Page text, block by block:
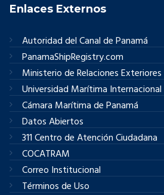
Enlaces Externos
Autoridad del Canal de Panamá
PanamaShipRegistry.com
Ministerio de Relaciones Exteriores
Universidad Marítima Internacional
Cámara Marítima de Panamá
Datos Abiertos
311 Centro de Atención Ciudadana
COCATRAM
Correo Institucional
Términos de Uso